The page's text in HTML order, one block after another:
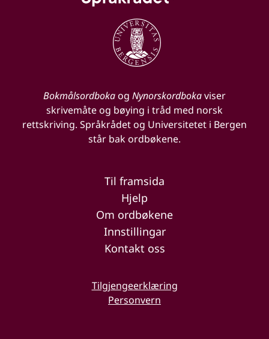
Bokmålsordbokaog Nynorskordbokaviser
skrivemåte og bøying i tråd med norsk
rettskriving. Språkrådet og Universitetet i Bergen
står bak ordbøkene.
Til framsida
Hjelp
Om ordbøkene
Innstillingar
Kontakt oss
Tilgjengeerklæring
Personvern